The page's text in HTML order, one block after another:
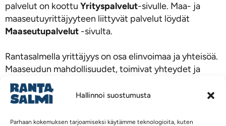
Hallinnoi suostumusta
Parhaan kokemuksen tarjoamiseksi käytämme teknologioita, kuten
palvelut on koottu Yrityspalvelut-sivulle. Maa- ja
maaseutuyrittäjyyteen liittyvät palvelut löydät
Maaseutupalvelut -sivulta.
Rantasalmella yrittäjyys on osa elinvoimaa ja yhteisöä.
Maaseudun mahdollisuudet, toimivat yhteydet ja
yhteistyöhön perustuva toimintakulttuuri luovat
hyvän ympäristön yritystoiminnalle. Täältä löydät reitit
tiedon, palvelujen ja mahdollisuuksien äärelle.